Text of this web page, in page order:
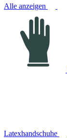
Alle anzeigen
Latexhandschuhe